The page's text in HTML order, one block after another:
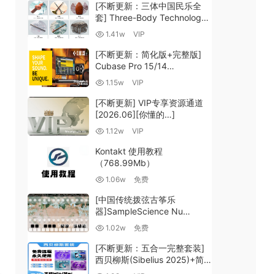
[不断更新：三体中国民乐全
套] Three-Body Technology-
R2R [WiN, MacOSX]
1.41w VIP
[不断更新：简化版+完整版]
Cubase Pro 15/14
VR/R2R/U2B+原厂音源+插件
MacOSX]（704.0MB+）
1.15w VIP
[不断更新] VIP专享资源通道
[2026.06][你懂的…]
1.12w VIP
Kontakt 使用教程
（768.99Mb）
1.06w 免费
[中国传统拨弦古筝乐
器]SampleScience Nu
Guzheng v2.0 x64 VST
VST3 AU DECENT SAMPLER
[WiN, MacOSX]（158MB)
1.02w 免费
[不断更新：五合一完整套装]
西贝柳斯(Sibelius 2025)+简
谱插件V8+图片识别+音频识别